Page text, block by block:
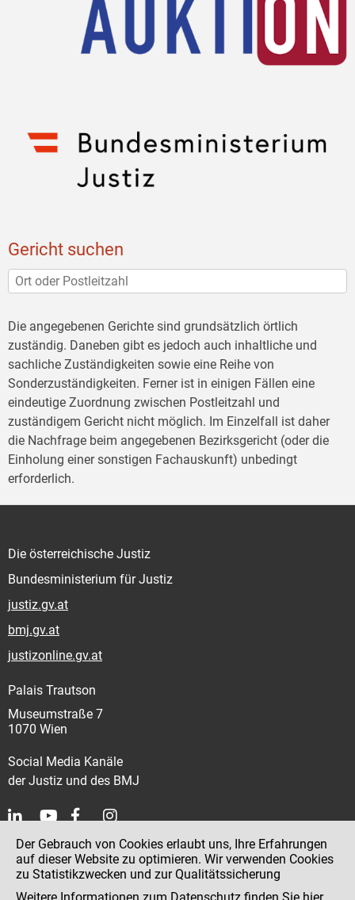
Gericht suchen
Die angegebenen Gerichte sind grundsätzlich örtlich
zuständig. Daneben gibt es jedoch auch inhaltliche und
sachliche Zuständigkeiten sowie eine Reihe von
Sonderzuständigkeiten. Ferner ist in einigen Fällen eine
eindeutige Zuordnung zwischen Postleitzahl und
zuständigem Gericht nicht möglich. Im Einzelfall ist daher
die Nachfrage beim angegebenen Bezirksgericht (oder die
Einholung einer sonstigen Fachauskunft) unbedingt
erforderlich.
Die österreichische Justiz
Bundesministerium für Justiz
justiz.gv.at
bmj.gv.at
justizonline.gv.at
Palais Trautson
Museumstraße 7
1070 Wien
Social Media Kanäle
der Justiz und des BMJ
Kontakt
Impressum
Der Gebrauch von Cookies erlaubt uns, Ihre Erfahrungen
auf dieser Website zu optimieren. Wir verwenden Cookies
zu Statistikzwecken und zur Qualitätssicherung